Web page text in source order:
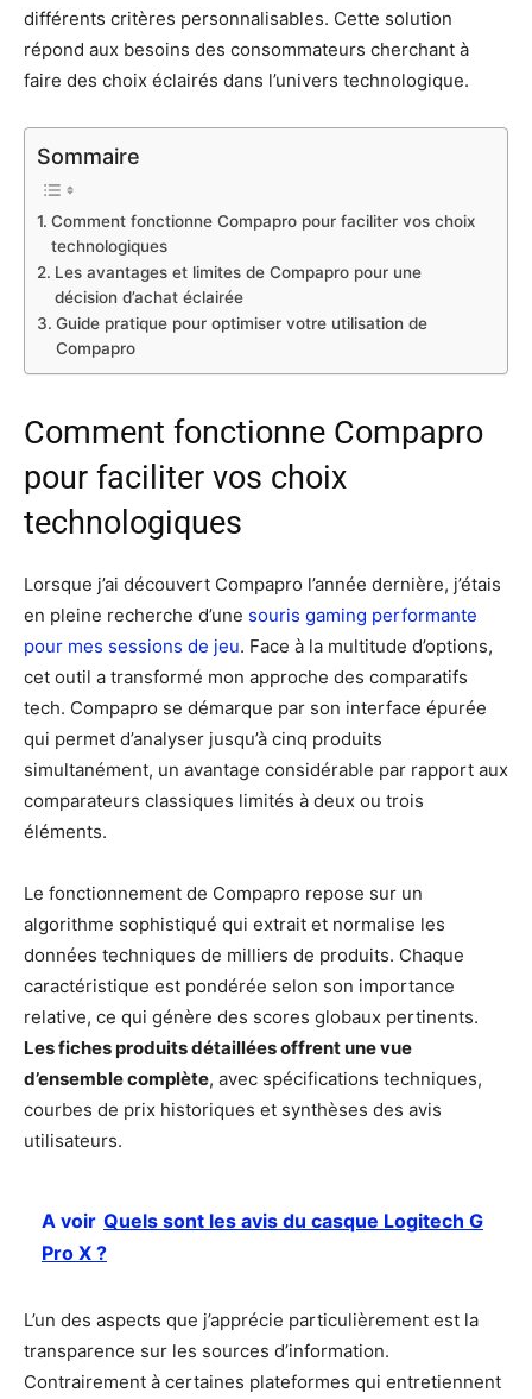
différents critères personnalisables. Cette solution
répond aux besoins des consommateurs cherchant à
faire des choix éclairés dans l’univers technologique.
Sommaire
Comment fonctionne Compapro pour faciliter vos choix
technologiques
Les avantages et limites de Compapro pour une
décision d’achat éclairée
Guide pratique pour optimiser votre utilisation de
Compapro
Comment fonctionne Compapro
pour faciliter vos choix
technologiques
Lorsque j’ai découvert Compapro l’année dernière, j’étais
en pleine recherche d’une souris gaming performante
pour mes sessions de jeu. Face à la multitude d’options,
cet outil a transformé mon approche des comparatifs
tech. Compapro se démarque par son interface épurée
qui permet d’analyser jusqu’à cinq produits
simultanément, un avantage considérable par rapport aux
comparateurs classiques limités à deux ou trois
éléments.
Le fonctionnement de Compapro repose sur un
algorithme sophistiqué qui extrait et normalise les
données techniques de milliers de produits. Chaque
caractéristique est pondérée selon son importance
relative, ce qui génère des scores globaux pertinents.
Les fiches produits détaillées offrent une vue
d’ensemble complète, avec spécifications techniques,
courbes de prix historiques et synthèses des avis
utilisateurs.
A voir Quels sont les avis du casque Logitech G
Pro X ?
L’un des aspects que j’apprécie particulièrement est la
transparence sur les sources d’information.
Contrairement à certaines plateformes qui entretiennent